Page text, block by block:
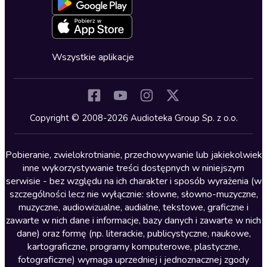
Kryminały
Lektury szkolne
Literatura anglojęzyczna
Literatura faktu
Literatura obyczajowa
Literatura piękna obca
Literatura piękna polska
Nagrania relaksacyjne
Deklaracja dostępności
Oferta dla firm i bibliotek
Zapowiedzi
Cykle audiobooków
Wszystkie aplikacje
Copyright © 2008-2026 Audioteka Group Sp. z o.o.
Pobieranie, zwielokrotnianie, przechowywanie lub jakiekolwiek
inne wykorzystywanie treści dostępnych w niniejszym
serwisie - bez względu na ich charakter i sposób wyrażenia (w
szczególności lecz nie wyłącznie: słowne, słowno-muzyczne,
muzyczne, audiowizualne, audialne, tekstowe, graficzne i
zawarte w nich dane i informacje, bazy danych i zawarte w nich
dane) oraz formę (np. literackie, publicystyczne, naukowe,
kartograficzne, programy komputerowe, plastyczne,
fotograficzne) wymaga uprzedniej i jednoznacznej zgody